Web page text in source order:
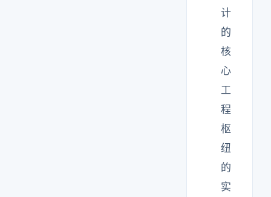
计
的
核
心
工
程
枢
纽
的
实